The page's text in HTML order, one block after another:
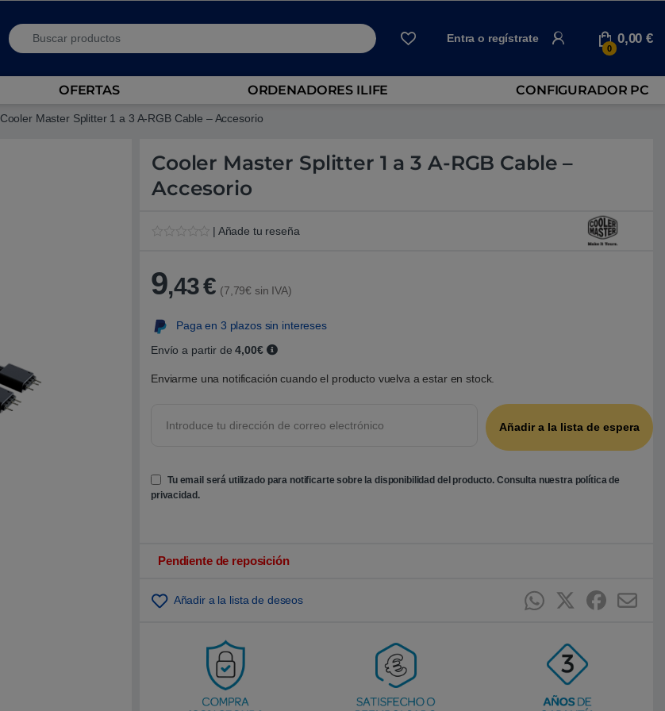
Search for:
Entra o regístrate
0
0,00€
OFERTAS ORDENADORES ILIFE CONFIGURADOR PC
Cooler Master Splitter 1 a 3 A-RGB Cable – Accesorio
Cooler Master Splitter 1 a 3 A-RGB Cable –
Accesorio
o
r
o
.
s
a
d
o
a
c
| Añade tu reseña
9,43€ (7,79€ sin IVA)
Paga en 3 plazos sin intereses
Envío a partir de4,00€
Enviarme una notificación cuando el producto vuelva a estar en stock.
Tu email será utilizado para notificarte sobre la disponibilidad del producto. Consulta nuestra política de
privacidad.
Pendiente de reposición
Añadir a la lista de deseos